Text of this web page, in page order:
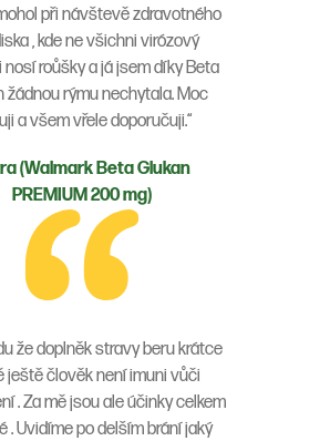
při návštevě zdravotného
, kde ne všichni virózový
roůšky a já jsem díky Beta
žádnou rýmu nechytala. Moc
a všem vřele doporučuji.“
(Walmark Beta Glukan
PREMIUM 200 mg)
že doplněk stravy beru krátce
ještě člověk není imuni vůči
. Za mě jsou ale účinky celkem
. Uvidíme po delším brání jaký